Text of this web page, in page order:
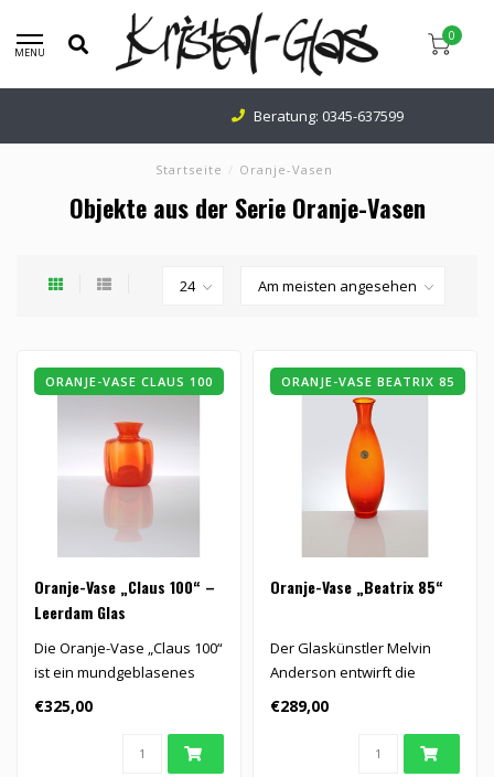
MENU
0
Beratung: 0345-637599
Startseite / Oranje-Vasen
Objekte aus der Serie Oranje-Vasen
ORANJE-VASE CLAUS 100
Oranje-Vase „Claus 100“ –
Leerdam Glas
Die Oranje-Vase „Claus 100“
ist ein mundgeblasenes
Glaskunstobjekt aus Leer..
€325,00
ORANJE-VASE BEATRIX 85
Oranje-Vase „Beatrix 85“
Der Glaskünstler Melvin
Anderson entwirft die
Oranje-Vase „Beatrix 85“..
€289,00